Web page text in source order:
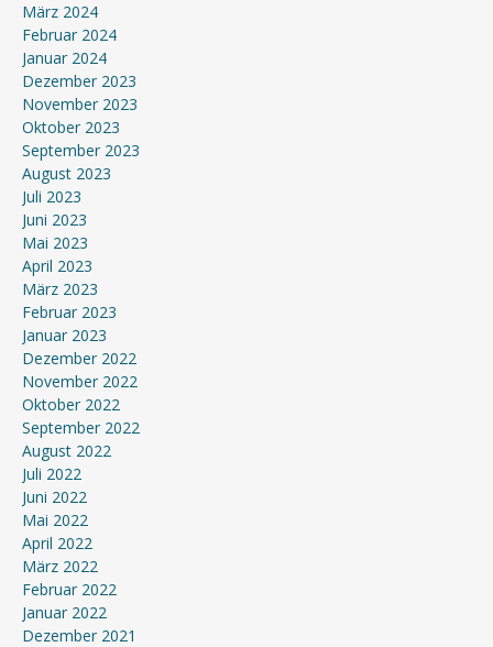
März 2024
Februar 2024
Januar 2024
Dezember 2023
November 2023
Oktober 2023
September 2023
August 2023
Juli 2023
Juni 2023
Mai 2023
April 2023
März 2023
Februar 2023
Januar 2023
Dezember 2022
November 2022
Oktober 2022
September 2022
August 2022
Juli 2022
Juni 2022
Mai 2022
April 2022
März 2022
Februar 2022
Januar 2022
Dezember 2021